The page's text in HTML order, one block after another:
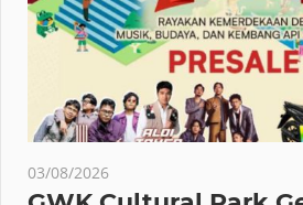
03/08/2026